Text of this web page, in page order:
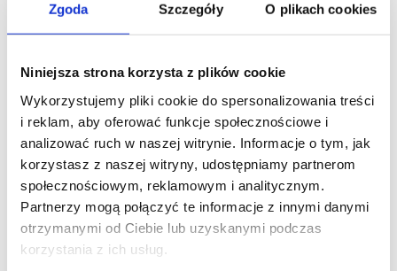
Zgoda Szczegóły O plikach cookies
Niniejsza strona korzysta z plików cookie
Wykorzystujemy pliki cookie do spersonalizowania treści
i reklam, aby oferować funkcje społecznościowe i
analizować ruch w naszej witrynie. Informacje o tym, jak
korzystasz z naszej witryny, udostępniamy partnerom
społecznościowym, reklamowym i analitycznym.
Partnerzy mogą połączyć te informacje z innymi danymi
otrzymanymi od Ciebie lub uzyskanymi podczas
korzystania z ich usług.
Carolina Medical Center. Mam wrażenie, że trafiają do
tego miejsca najtrudniejsze przypadki (ja takim
człowieka na nogi. Kompleksowe badania – wszystko
w jednym miejscu, opieka nad pacjentem – od
pierwszego kontaktu z infolinią, poprzez asystentów,
lekarzy, rehabilitantów aż po zespół opieki szpitalnej.
Wszystko na najwyższym możliwym poziomie. Choć
pobyt w szpitalu nie jest najprzyjemniejszą rzeczą w
życiu człowieka, to zespół opiekunów oraz
pielęgniarek robi wszystko, by ten czas przebiegał
bezboleśnie i jak najbardziej komfortowo. Pełna